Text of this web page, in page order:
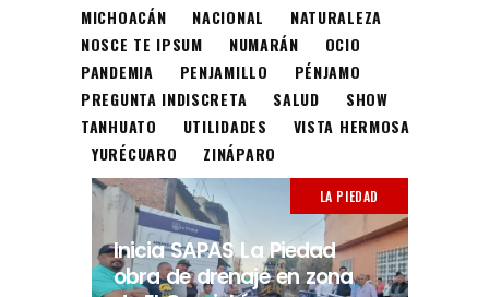
MICHOACÁN
NACIONAL
NATURALEZA
NOSCE TE IPSUM
NUMARÁN
OCIO
PANDEMIA
PENJAMILLO
PÉNJAMO
PREGUNTA INDISCRETA
SALUD
SHOW
TANHUATO
UTILIDADES
VISTA HERMOSA
YURÉCUARO
ZINÁPARO
LA PIEDAD
Inicia SAPAS La Piedad
obra de drenaje en zona